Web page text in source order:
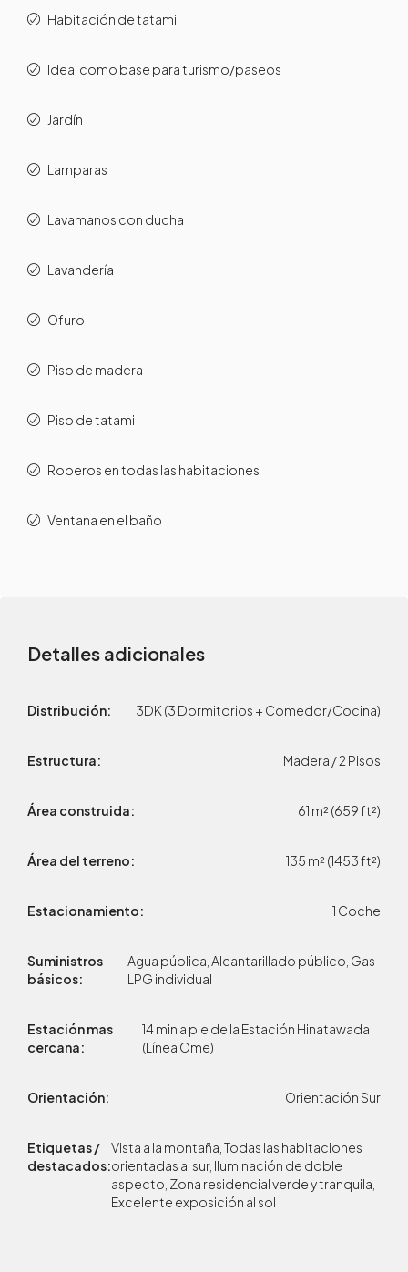
Habitación de tatami
Ideal como base para turismo/paseos
Jardín
Lamparas
Lavamanos con ducha
Lavandería
Ofuro
Piso de madera
Piso de tatami
Roperos en todas las habitaciones
Ventana en el baño
Detalles adicionales
Distribución: 3DK (3 Dormitorios + Comedor/Cocina)
Estructura: Madera / 2 Pisos
Área construida: 61 m² (659 ft²)
Área del terreno: 135 m² (1453 ft²)
Estacionamiento: 1 Coche
Suministros
básicos:
Agua pública, Alcantarillado público, Gas
LPG individual
Estación mas
cercana:
14 min a pie de la Estación Hinatawada
(Línea Ome)
Orientación: Orientación Sur
Etiquetas /
destacados:
Vista a la montaña, Todas las habitaciones
orientadas al sur, Iluminación de doble
aspecto, Zona residencial verde y tranquila,
Excelente exposición al sol